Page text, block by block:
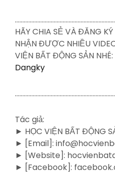
HÃY CHIA SẺ VÀ ĐĂNG
NHẬN ĐƯỢC NHIỀU
VIỆN BẤT ĐỘNG SẢN NHÉ:
Dangky
Tác giả:
► HỌC VIỆN BẤT ĐỘNG
► [Email]:
► [Website]:
► [Facebook]: